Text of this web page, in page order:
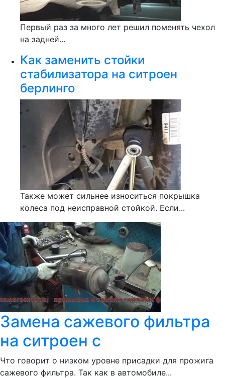
Первый раз за много лет решил поменять чехол
на задней...
Как заменить стойки
стабилизатора на ситроен
берлинго
Также может сильнее износиться покрышка
колеса под неисправной стойкой. Если...
Замена сажевого фильтра
на ситроен с
Что говорит о низком уровне присадки для прожига
сажевого фильтра. Так как в автомобиле...